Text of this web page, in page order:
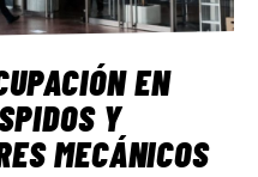
EN
Y
MECÁNICOS